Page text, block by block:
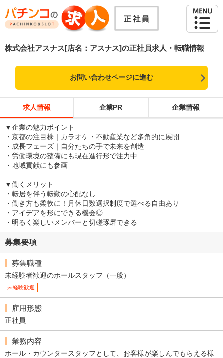
株式会社アスナス[店名：アスナス]の正社員求人・転職情報
お問い合わせページに進む
求人情報 企業PR 企業情報
▼企業の魅力ポイント
・京都の注目株｜カラオケ・不動産業など多角的に展開
・成長フェーズ｜自分たちの手で未来を創造
・労働環境の整備にも現在進行形で注力中
・地域貢献にも参画
▼働くメリット
・転居を伴う転勤の心配なし
・働き方も柔軟に！月休日数選択制度で選べる自由あり
・アイデアを形にできる機会◎
・明るく楽しいメンバーと切磋琢磨できる
募集要項
募集職種
未経験者歓迎のホールスタッフ（一般）
未経験歓迎
雇用形態
正社員
業務内容
ホール・カウンタースタッフとして、お客様が楽しんでもらえる様